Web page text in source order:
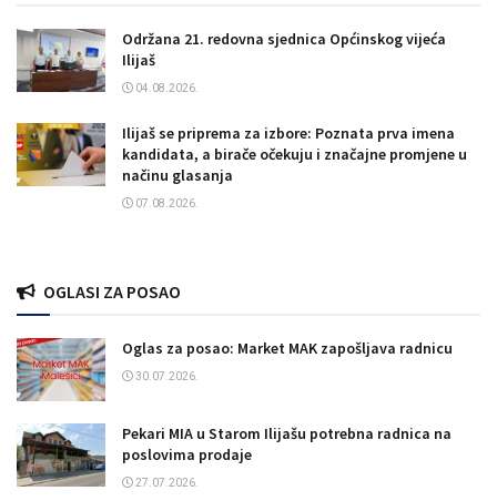
Održana 21. redovna sjednica Općinskog vijeća
Ilijaš
04.08.2026.
Ilijaš se priprema za izbore: Poznata prva imena
kandidata, a birače očekuju i značajne promjene u
načinu glasanja
07.08.2026.
OGLASI ZA POSAO
Oglas za posao: Market MAK zapošljava radnicu
30.07.2026.
Pekari MIA u Starom Ilijašu potrebna radnica na
poslovima prodaje
27.07.2026.